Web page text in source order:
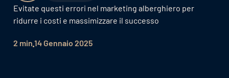
Evitate questi errori nel marketing alberghiero per
ridurre i costi e massimizzare il successo
2 min 14 Gennaio 2025